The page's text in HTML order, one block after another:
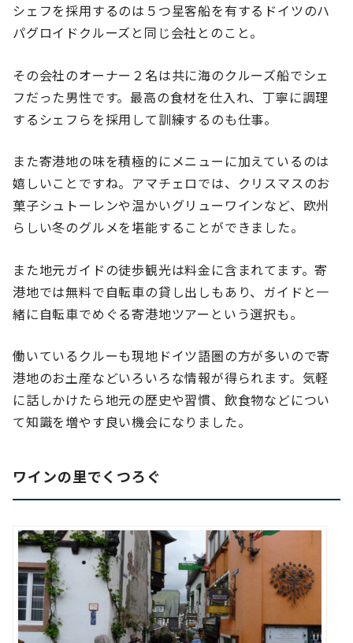
シェフを採用するのは５つ星客船を有するドイツのハ
パグロイドクルーズと同じ会社とのこと。
その会社のオーナー２名は共に海のクルーズ船でシェ
フだった男性です。最高の食材を仕入れ、丁寧に調理
するシェフらを採用して訓練するのも仕事。
また寄港地の味を積極的にメニューに加えているのは
嬉しいことですね。アマチェロでは、クリスマスのお
菓子シュトーレンや温かいグリューワインなど、欧州
らしい冬のグルメを堪能することができました。
また地元ガイドの徒歩観光は料金に含まれてます。寄
港地では無料で自転車の貸し出しもあり、ガイドと一
緒に自転車でめぐる寄港地ツアーという選択も。
働いているクルーも現地ドイツ語圏の方が多いので寄
港地のお土産などいろいろな情報が得られます。気軽
に話しかけたら地元の歴史や習慣、飲食物などについ
て知識を増やす良い機会になりました。
ワインの里でくつろぐ